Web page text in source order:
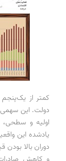
کمتر از
دولت. این سهمی
اولیه و سطحی،
یادشده این
دوران بالا